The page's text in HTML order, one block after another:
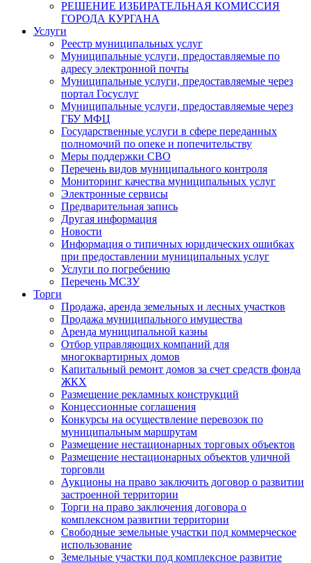
РЕШЕНИЕ ИЗБИРАТЕЛЬНАЯ КОМИССИЯ
ГОРОДА КУРГАНА
Услуги
Реестр муниципальных услуг
Муниципальные услуги, предоставляемые по
адресу электронной почты
Муниципальные услуги, предоставляемые через
портал Госуслуг
Муниципальные услуги, предоставляемые через
ГБУ МФЦ
Государственные услуги в сфере переданных
полномочий по опеке и попечительству
Меры поддержки СВО
Перечень видов муниципального контроля
Мониторинг качества муниципальных услуг
Электронные сервисы
Предварительная запись
Другая информация
Новости
Информация о типичных юридических ошибках
при предоставлении муниципальных услуг
Услуги по погребению
Перечень МСЗУ
Торги
Продажа, аренда земельных и лесных участков
Продажа муниципального имущества
Аренда муниципальной казны
Отбор управляющих компаний для
многоквартирных домов
Капитальный ремонт домов за счет средств фонда
ЖКХ
Размещение рекламных конструкций
Концессионные соглашения
Конкурсы на осуществление перевозок по
муниципальным маршрутам
Размещение нестационарных торговых объектов
Размещение нестационарных объектов уличной
торговли
Аукционы на право заключить договор о развитии
застроенной территории
Торги на право заключения договора о
комплексном развитии территории
Свободные земельные участки под коммерческое
использование
Земельные участки под комплексное развитие